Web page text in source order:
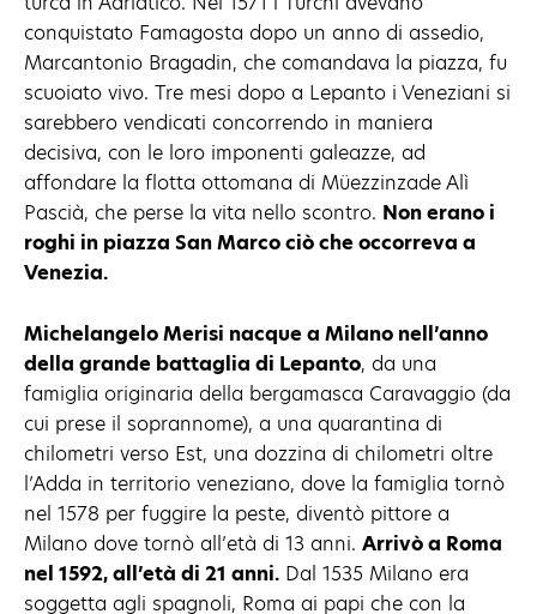
conquistato Famagosta dopo un anno di assedio,
Marcantonio Bragadin, che comandava la piazza, fu
scuoiato vivo. Tre mesi dopo a Lepanto i Veneziani si
sarebbero vendicati concorrendo in maniera
decisiva, con le loro imponenti galeazze, ad
affondare la flotta ottomana di Müezzinzade Alì
Pascià, che perse la vita nello scontro. Non erano i
roghi in piazza San Marco ciò che occorreva a
Venezia.
Michelangelo Merisi nacque a Milano nell’anno
della grande battaglia di Lepanto, da una
famiglia originaria della bergamasca Caravaggio (da
cui prese il soprannome), a una quarantina di
chilometri verso Est, una dozzina di chilometri oltre
l’Adda in territorio veneziano, dove la famiglia tornò
nel 1578 per fuggire la peste, diventò pittore a
Milano dove tornò all’età di 13 anni. Arrivò a Roma
nel 1592, all’età di 21 anni. Dal 1535 Milano era
soggetta agli spagnoli, Roma ai papi che con la